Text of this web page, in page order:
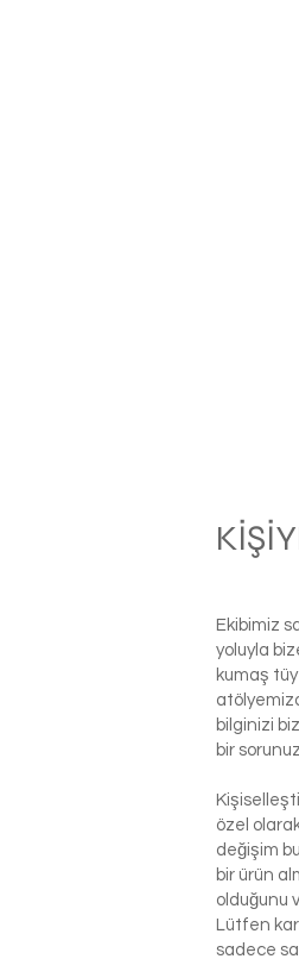
Ekibimiz
yoluyla
kumaş
bilginizi
bir
özel
değişim
bir ürün
olduğunu
Lütfen
sadece